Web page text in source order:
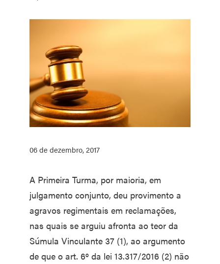
06 de dezembro, 2017
A Primeira Turma, por maioria, em
julgamento conjunto, deu provimento a
agravos regimentais em reclamações,
nas quais se arguiu afronta ao teor da
Súmula Vinculante 37 (1), ao argumento
de que o art. 6º da lei 13.317/2016 (2) não